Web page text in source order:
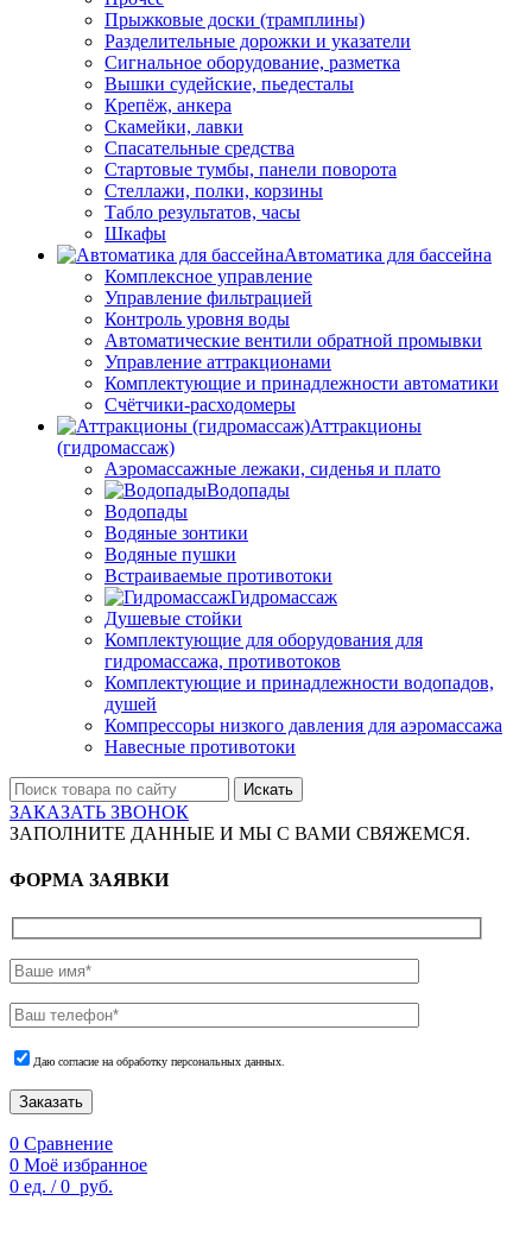
Прыжковые доски (трамплины)
Разделительные дорожки и указатели
Cигнальное оборудование, разметка
Вышки судейские, пьедесталы
Крепёж, анкера
Скамейки, лавки
Спасательные средства
Стартовые тумбы, панели поворота
Стеллажи, полки, корзины
Табло результатов, часы
Шкафы
Автоматика для бассейна
Комплексное управление
Управление фильтрацией
Контроль уровня воды
Автоматические вентили обратной промывки
Управление аттракционами
Комплектующие и принадлежности автоматики
Счётчики-расходомеры
Аттракционы
(гидромассаж)
Аэромассажные лежаки, сиденья и плато
Водопады
Водопады
Водяные зонтики
Водяные пушки
Встраиваемые противотоки
Гидромассаж
Душевые стойки
Комплектующие для оборудования для
гидромассажа, противотоков
Комплектующие и принадлежности водопадов,
душей
Компрессоры низкого давления для аэромассажа
Навесные противотоки
Искать
ЗАКАЗАТЬ ЗВОНОК
ЗАПОЛНИТЕ ДАННЫЕ И МЫ С ВАМИ СВЯЖЕМСЯ.
ФОРМА ЗАЯВКИ
Даю согласие на обработку персональных данных.
Заказать
0 Сравнение
0 Моё избранное
0 ед. / 0 руб.